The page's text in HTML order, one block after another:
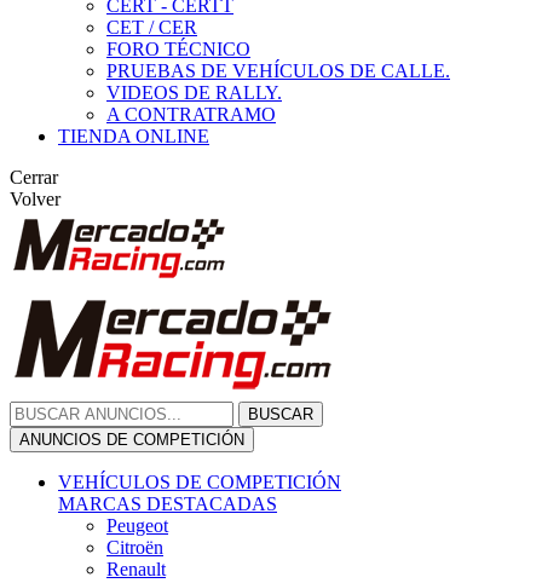
CERT - CERTT
CET / CER
FORO TÉCNICO
PRUEBAS DE VEHÍCULOS DE CALLE.
VIDEOS DE RALLY.
A CONTRATRAMO
TIENDA ONLINE
Cerrar
Volver
BUSCAR
ANUNCIOS DE COMPETICIÓN
VEHÍCULOS DE COMPETICIÓN
MARCAS DESTACADAS
Peugeot
Citroën
Renault